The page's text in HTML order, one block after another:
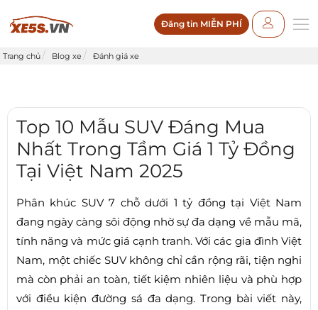
Đăng tin MIỄN PHÍ
Trang chủ Blog xe Đánh giá xe
Top 10 Mẫu SUV Đáng Mua
Nhất Trong Tầm Giá 1 Tỷ Đồng
Tại Việt Nam 2025
Phân khúc SUV 7 chỗ dưới 1 tỷ đồng tại Việt Nam
đang ngày càng sôi động nhờ sự đa dạng về mẫu mã,
tính năng và mức giá cạnh tranh. Với các gia đình Việt
Nam, một chiếc SUV không chỉ cần rộng rãi, tiện nghi
mà còn phải an toàn, tiết kiệm nhiên liệu và phù hợp
với điều kiện đường sá đa dạng. Trong bài viết này,